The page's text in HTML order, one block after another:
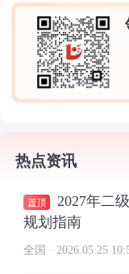
热点资讯
2027年二
规划指南
全国 · 2026.05.25